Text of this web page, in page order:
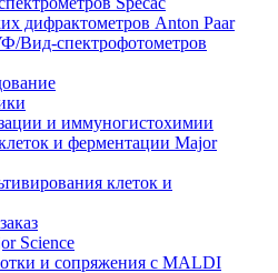
дифрактометров Anton Paar
Вид-спектрофотометров
и иммуногистохимии
и ферментации Major
клеток и
Science
и сопряжения с MALDI